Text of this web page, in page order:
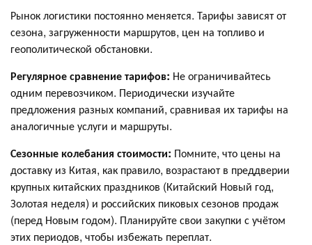
Рынок логистики постоянно меняется. Тарифы зависят от
сезона, загруженности маршрутов, цен на топливо и
геополитической обстановки.
Регулярное сравнение тарифов: Не ограничивайтесь
одним перевозчиком. Периодически изучайте
предложения разных компаний, сравнивая их тарифы на
аналогичные услуги и маршруты.
Сезонные колебания стоимости: Помните, что цены на
доставку из Китая, как правило, возрастают в преддверии
крупных китайских праздников (Китайский Новый год,
Золотая неделя) и российских пиковых сезонов продаж
(перед Новым годом). Планируйте свои закупки с учётом
этих периодов, чтобы избежать переплат.